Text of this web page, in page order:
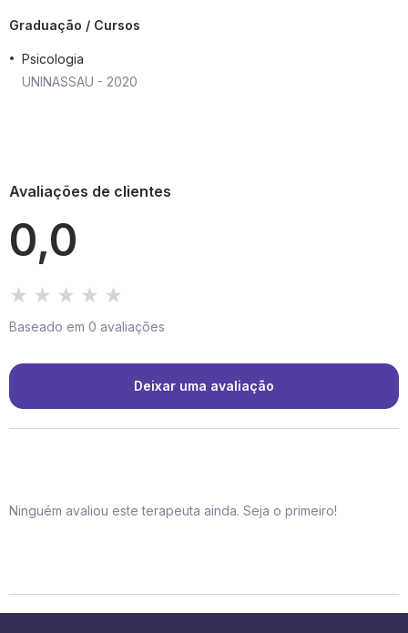
Graduação / Cursos
Psicologia
UNINASSAU - 2020
Avaliações de clientes
0,0
Baseado em 0 avaliações
Deixar uma avaliação
Ninguém avaliou este terapeuta ainda. Seja o primeiro!